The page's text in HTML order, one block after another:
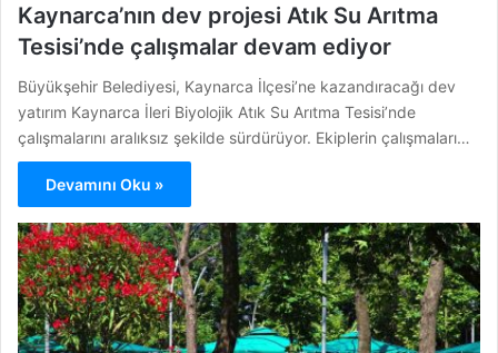
Kaynarca’nın dev projesi Atık Su Arıtma
Tesisi’nde çalışmalar devam ediyor
Büyükşehir Belediyesi, Kaynarca İlçesi’ne kazandıracağı dev
yatırım Kaynarca İleri Biyolojik Atık Su Arıtma Tesisi’nde
çalışmalarını aralıksız şekilde sürdürüyor. Ekiplerin çalışmaları…
Devamını Oku »